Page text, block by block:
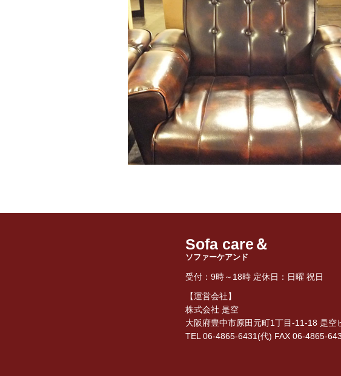
Sofa care＆
ソファーケアンド
受付：9時～18時 定休日：日曜 祝日
【運営会社】
株式会社 是空
大阪府豊中市原田元町1丁目-11-18 是空
TEL 06-4865-6431(代) FAX 06-4865-